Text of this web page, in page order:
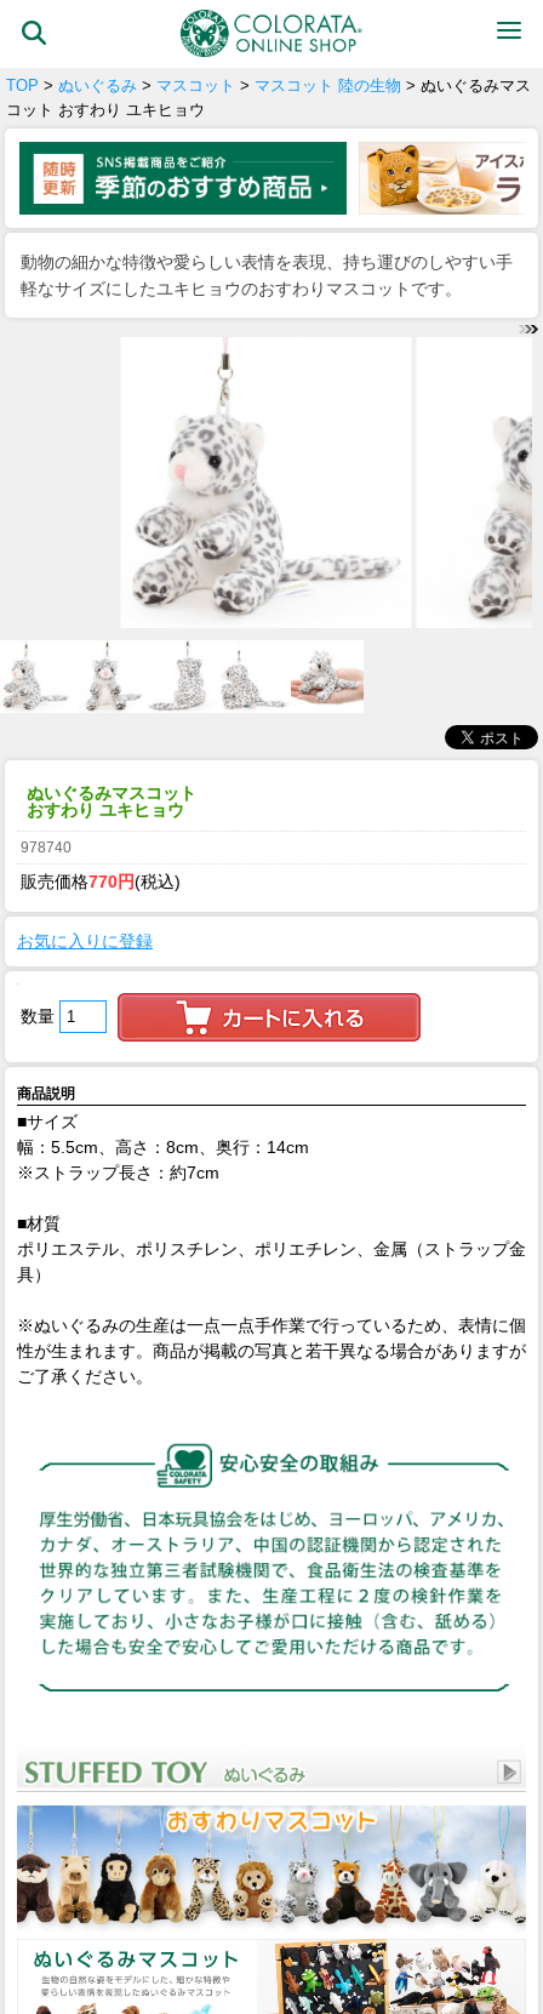
TOP > ぬいぐるみ > マスコット > マスコット 陸の生物 > ぬいぐるみマス
コット おすわり ユキヒョウ
動物の細かな特徴や愛らしい表情を表現、持ち運びのしやすい手
軽なサイズにしたユキヒョウのおすわりマスコットです。
ぬいぐるみマスコット
おすわり ユキヒョウ
978740
販売価格770円(税込)
お気に入りに登録
数量
商品説明
■サイズ
幅：5.5cm、高さ：8cm、奥行：14cm
※ストラップ長さ：約7cm
■材質
ポリエステル、ポリスチレン、ポリエチレン、金属（ストラップ金
具）
※ぬいぐるみの生産は一点一点手作業で行っているため、表情に個
性が生まれます。商品が掲載の写真と若干異なる場合がありますが
ご了承ください。